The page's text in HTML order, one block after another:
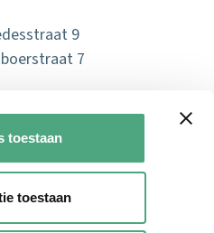
toestaan
toestaan
9
7
in